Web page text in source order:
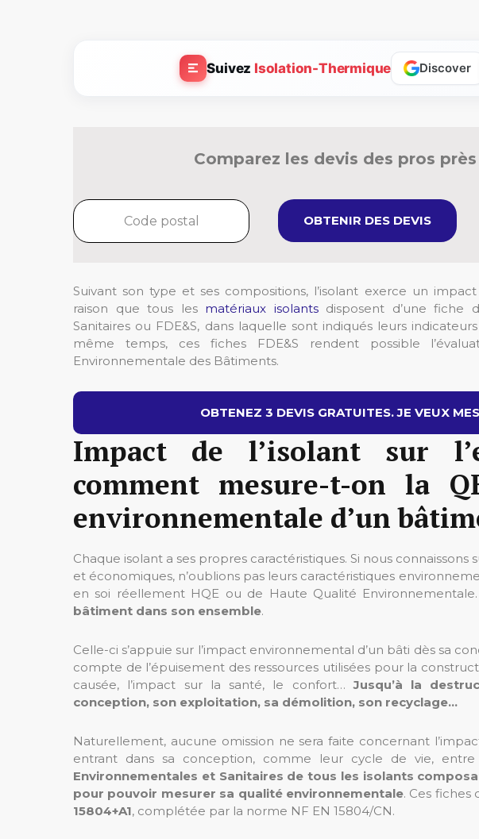
Suivez Isolation-Thermique Discover
Comparez les devis des pros
OBTENIR DES DEVIS
Suivant son type et ses compositions, l’isolant exerce un
raison que tous les matériaux isolantsdisposent d’une fiche
Sanitaires ou FDE&S, dans laquelle sont indiqués leurs
même temps, ces fiches FDE&S rendent possible
Environnementale des Bâtiments.
OBTENEZ 3 DEVIS GRATUITES. JE VEUX
Impact de l’isolant sur
comment mesure-t-on la
environnementale d’un
Chaque isolant a ses propres caractéristiques. Si nous
et économiques, n’oublions pas leurs caractéristiques
en soi réellement HQE ou de Haute Qualité
bâtiment dans son ensemble.
Celle-ci s’appuie sur l’impact environnemental d’un bâti dès sa
compte de l’épuisement des ressources utilisées pour la
causée, l’impact sur la santé, le confort…Jusqu’à la
conception, son exploitation, sa démolition, son recyclage…
Naturellement, aucune omission ne sera faite concernant
entrant dans sa conception, comme leur cycle de vie, entre
Environnementales et Sanitaires de tous les isolants
pour pouvoir mesurer sa qualité environnementale. Ces
15804+A1, complétée par la norme NF EN 15804/CN.